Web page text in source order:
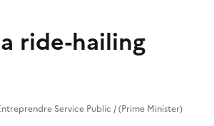
ride-hailing
Service Public / (Prime Minister)